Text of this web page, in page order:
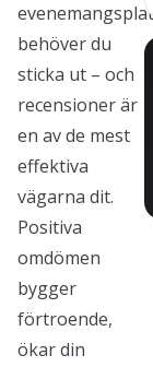
behöver du
sticka ut – och
recensioner är
en av de mest
effektiva
vägarna dit.
Positiva
omdömen
bygger
förtroende,
ökar din